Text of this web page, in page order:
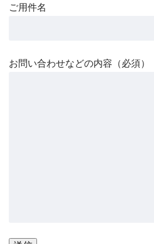
ご用件名
お問い合わせなどの内容（必須）